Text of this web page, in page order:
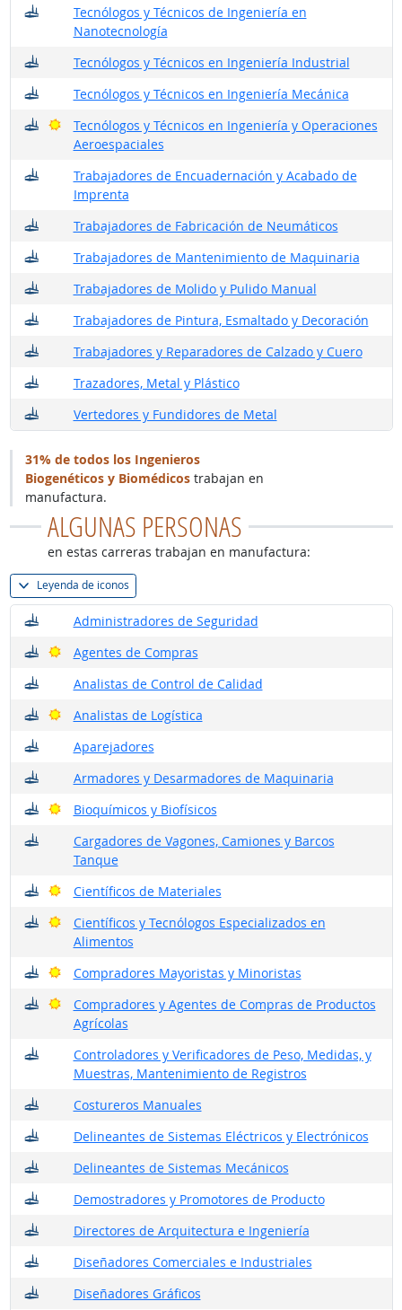
Tecnólogos y Técnicos de Ingeniería en
Nanotecnología
¿Dónde trabajan?
Tecnólogos y Técnicos en Ingeniería Industrial
¿Dónde trabajan?
Tecnólogos y Técnicos en Ingeniería Mecánica
¿Dónde trabajan?
Tecnólogos y Técnicos en Ingeniería y Operaciones
Aeroespaciales
¿Dónde trabajan?
Buenas perspectivas
Trabajadores de Encuadernación y Acabado de
Imprenta
¿Dónde trabajan?
Trabajadores de Fabricación de Neumáticos
¿Dónde trabajan?
Trabajadores de Mantenimiento de Maquinaria
¿Dónde trabajan?
Trabajadores de Molido y Pulido Manual
¿Dónde trabajan?
Trabajadores de Pintura, Esmaltado y Decoración
¿Dónde trabajan?
Trabajadores y Reparadores de Calzado y Cuero
¿Dónde trabajan?
Trazadores, Metal y Plástico
¿Dónde trabajan?
Vertedores y Fundidores de Metal
¿Dónde trabajan?
31% de todos los Ingenieros
Biogenéticos y Biomédicostrabajan en
manufactura.
ALGUNAS PERSONAS
en estas carreras trabajan en manufactura:
Leyenda de iconos
Administradores de Seguridad
¿Dónde trabajan?
Agentes de Compras
¿Dónde trabajan?
Buenas perspectivas
Analistas de Control de Calidad
¿Dónde trabajan?
Analistas de Logística
¿Dónde trabajan?
Buenas perspectivas
Aparejadores
¿Dónde trabajan?
Armadores y Desarmadores de Maquinaria
¿Dónde trabajan?
Bioquímicos y Biofísicos
¿Dónde trabajan?
Buenas perspectivas
Cargadores de Vagones, Camiones y Barcos
Tanque
¿Dónde trabajan?
Científicos de Materiales
¿Dónde trabajan?
Buenas perspectivas
Científicos y Tecnólogos Especializados en
Alimentos
¿Dónde trabajan?
Buenas perspectivas
Compradores Mayoristas y Minoristas
¿Dónde trabajan?
Buenas perspectivas
Compradores y Agentes de Compras de Productos
Agrícolas
¿Dónde trabajan?
Buenas perspectivas
Controladores y Verificadores de Peso, Medidas, y
Muestras, Mantenimiento de Registros
¿Dónde trabajan?
Costureros Manuales
¿Dónde trabajan?
Delineantes de Sistemas Eléctricos y Electrónicos
¿Dónde trabajan?
Delineantes de Sistemas Mecánicos
¿Dónde trabajan?
Demostradores y Promotores de Producto
¿Dónde trabajan?
Directores de Arquitectura e Ingeniería
¿Dónde trabajan?
Diseñadores Comerciales e Industriales
¿Dónde trabajan?
Diseñadores Gráficos
¿Dónde trabajan?